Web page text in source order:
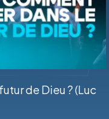
de Dieu ? (Luc